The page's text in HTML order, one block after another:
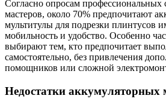
Согласно опросам профессиональных
мастеров, около 70% предпочитают
мультитулы для подрезки плинтусов
мобильность и удобство. Особенно
выбирают тем, кто предпочитает
самостоятельно, без привлечения
помощников или сложной
Недостатки аккумуляторных